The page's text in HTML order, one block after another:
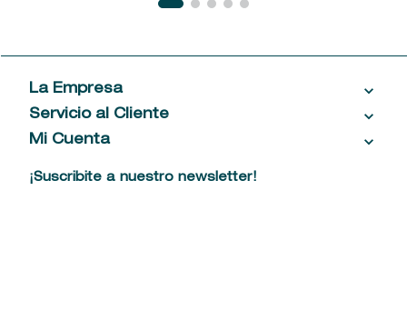
La Empresa
Acerca de las Fragancias
Ventas al por mayor
Política de entrega
Servicio al Cliente
Contáctanos
Mi Cuenta
¡Suscribite a nuestro newsletter!